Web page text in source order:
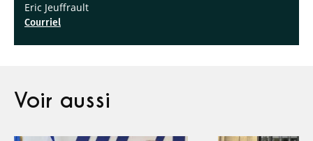
Eric Jeuffrault
Courriel
Voir aussi